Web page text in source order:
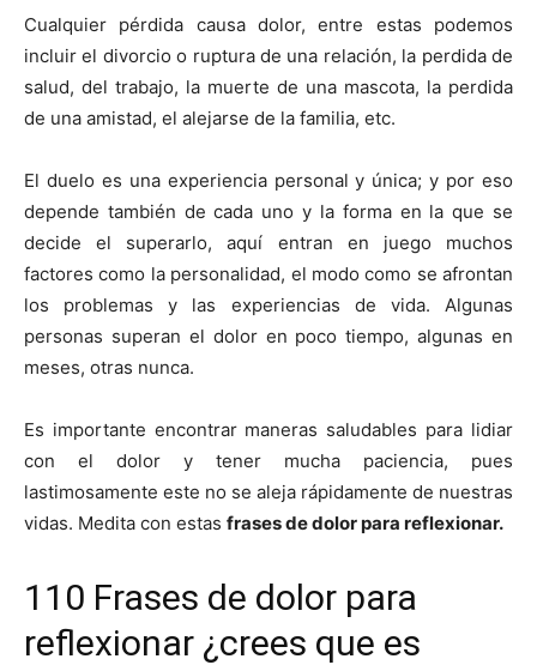
Cualquier pérdida causa dolor, entre estas podemos
incluir el divorcio o ruptura de una relación, la perdida de
salud, del trabajo, la muerte de una mascota, la perdida
de una amistad, el alejarse de la familia, etc.
El duelo es una experiencia personal y única; y por eso
depende también de cada uno y la forma en la que se
decide el superarlo, aquí entran en juego muchos
factores como la personalidad, el modo como se afrontan
los problemas y las experiencias de vida. Algunas
personas superan el dolor en poco tiempo, algunas en
meses, otras nunca.
Es importante encontrar maneras saludables para lidiar
con el dolor y tener mucha paciencia, pues
lastimosamente este no se aleja rápidamente de nuestras
vidas. Medita con estas frases de dolor para reflexionar.
110 Frases de dolor para
reflexionar ¿crees que es